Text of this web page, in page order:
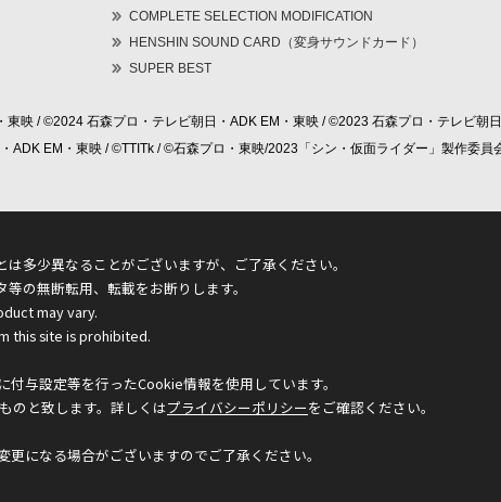
COMPLETE SELECTION MODIFICATION
HENSHIN SOUND CARD（変身サウンドカード）
SUPER BEST
映 / ©2024 石森プロ・テレビ朝日・ADK EM・東映 / ©2023 石森プロ・テレビ朝
ADK EM・東映 / ©TTITk / ©石森プロ・東映/2023「シン・仮面ライダー」製作委
多少異なることがございますが、ご了承ください。
の無断転用、転載をお断りします。
may vary.
this site is prohibited.
与設定等を行ったCookie情報を使用しています。
のと致します。詳しくはプライバシーポリシーをご確認ください。
になる場合がございますのでご了承ください。